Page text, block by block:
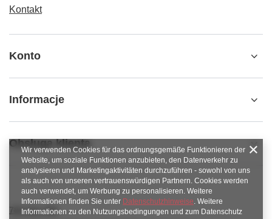
Kontakt
Konto
Informacje
Obsługa klienta
789 221 795
Wir verwenden Cookies für das ordnungsgemäße Funktionieren der
Website, um soziale Funktionen anzubieten, den Datenverkehr zu
analysieren und Marketingaktivitäten durchzuführen - sowohl von uns
als auch von unseren vertrauenswürdigen Partnern. Cookies werden
auch verwendet, um Werbung zu personalisieren. Weitere
Informationen finden Sie unter Datenschutzhinweise. Weitere
Informationen zu den Nutzungsbedingungen und zum Datenschutz